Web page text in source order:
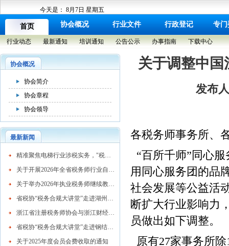
今天是： 8月7日 星期五
首页 协会概况 行业文件 行政登记 专门
行业动态 最新通知 培训通知 公告公示 办事指南 下载中心
协会概况
协会简介
协会章程
协会领导
最新新闻
​精准聚焦电梯行业涉税实务，"税务合规大讲堂"走进湖州市电梯行业协会
关于开展2026年全省税务师行业自律检查工作的通知
关于举办2026年执业税务师继续教育网络培训班的通知
省税协“税务合规大讲堂”走进湖州混凝土行业
浙江省注册税务师协会与浙江财经大学续签战略合作协议 共育高素质税务人才
省税协“税务合规大讲堂”走进钢结构行业协会精准赋能企业高质量发展
关于2025年度会员会费收取的通知
关于调整中
发布
各税务师事务所、
“百所千师”同心
用同心服务团的品
社会发展等公益活
断扩大行业影响力
员做出如下调整。
原有27家事务所